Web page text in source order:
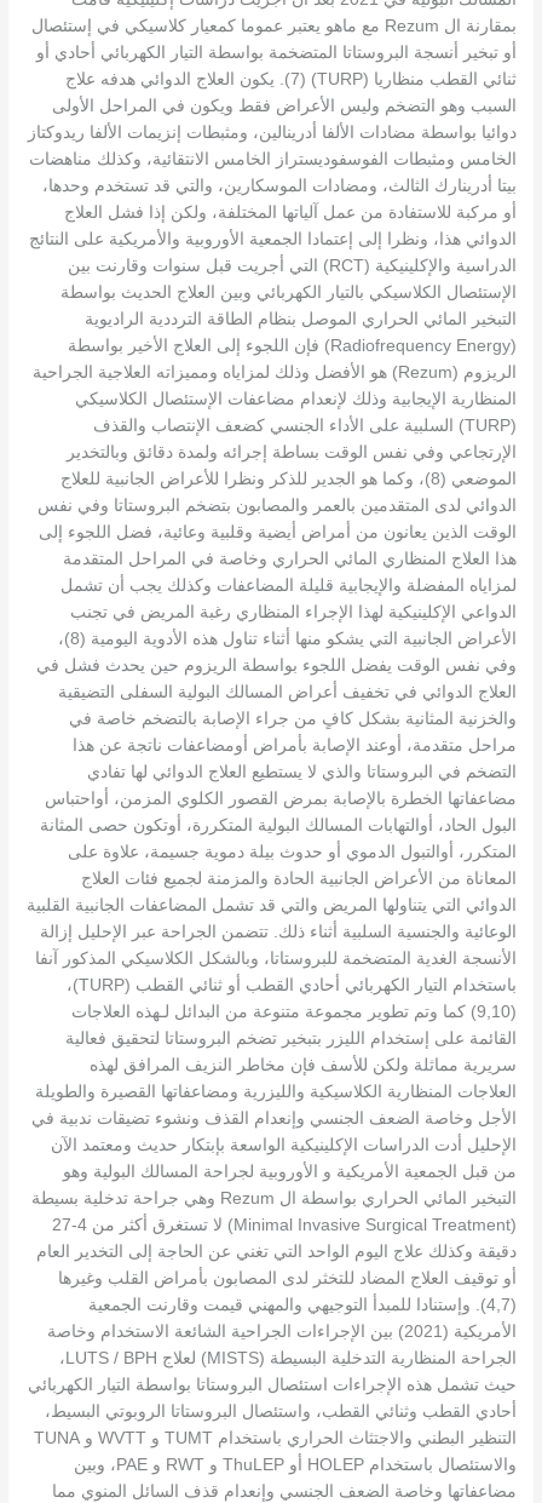
بمقارنة ال Rezum مع ماهو يعتبر عموما كمعيار كلاسيكي في إستئصال
أو تبخير أنسجة البروستاتا المتضخمة بواسطة التيار الكهربائي أحادي أو
ثنائي القطب منظاريا (TURP) (7). يكون العلاج الدوائي هدفه علاج
السبب وهو التضخم وليس الأعراض فقط ويكون في المراحل الأولى
دوائيا بواسطة مضادات الألفا أدرينالين، ومثبطات إنزيمات الألفا ريدوكتاز
الخامس ومثبطات الفوسفوديستراز الخامس الانتقائية، وكذلك مناهضات
بيتا أدرينارك الثالث، ومضادات الموسكارين، والتي قد تستخدم وحدها،
أو مركبة للاستفادة من عمل آلياتها المختلفة، ولكن إذا فشل العلاج
الدوائي هذا، ونظرا إلى إعتمادا الجمعية الأوروبية والأمريكية على النتائج
الدراسية والإكلينيكية (RCT) التي أجريت قبل سنوات وقارنت بين
الإستئصال الكلاسيكي بالتيار الكهربائي وبين العلاج الحديث بواسطة
التبخير المائي الحراري الموصل بنظام الطاقة الترددية الراديوية
(Radiofrequency Energy) فإن اللجوء إلى العلاج الأخير بواسطة
الريزوم (Rezum) هو الأفضل وذلك لمزاياه ومميزاته العلاجية الجراحية
المنظارية الإيجابية وذلك لإنعدام مضاعفات الإستئصال الكلاسيكي
(TURP) السلبية على الأداء الجنسي كضعف الإنتصاب والقذف
الإرتجاعي وفي نفس الوقت بساطة إجرائه ولمدة دقائق وبالتخدير
الموضعي (8)، وكما هو الجدير للذكر ونظرا للأعراض الجانبية للعلاج
الدوائي لدى المتقدمين بالعمر والمصابون بتضخم البروستاتا وفي نفس
الوقت الذين يعانون من أمراض أيضية وقلبية وعائية، فضل اللجوء إلى
هذا العلاج المنظاري المائي الحراري وخاصة في المراحل المتقدمة
لمزاياه المفضلة والإيجابية قليلة المضاعفات وكذلك يجب أن تشمل
الدواعي الإكلينيكية لهذا الإجراء المنظاري رغبة المريض في تجنب
الأعراض الجانبية التي يشكو منها أثناء تناول هذه الأدوية اليومية (8)،
وفي نفس الوقت يفضل اللجوء بواسطة الريزوم حين يحدث فشل في
العلاج الدوائي في تخفيف أعراض المسالك البولية السفلى التضيقية
والخزنية المثانية بشكل كافٍ من جراء الإصابة بالتضخم خاصة في
مراحل متقدمة، أوعند الإصابة بأمراض أومضاعفات ناتجة عن هذا
التضخم في البروستاتا والذي لا يستطيع العلاج الدوائي لها تفادي
مضاعفاتها الخطرة بالإصابة بمرض القصور الكلوي المزمن، أواحتباس
البول الحاد، أوالتهابات المسالك البولية المتكررة، أوتكون حصى المثانة
المتكرر، أوالتبول الدموي أو حدوث بيلة ​​دموية جسيمة، علاوة على
المعاناة من الأعراض الجانبية الحادة والمزمنة لجميع فئات العلاج
الدوائي التي يتناولها المريض والتي قد تشمل المضاعفات الجانبية القلبية
الوعائية والجنسية السلبية أثناء ذلك. تتضمن الجراحة عبر الإحليل إزالة
الأنسجة الغدية المتضخمة للبروستاتا، وبالشكل الكلاسيكي المذكور آنفا
باستخدام التيار الكهربائي أحادي القطب أو ثنائي القطب (TURP)،
(9,10) كما وتم تطوير مجموعة متنوعة من البدائل لـهذه العلاجات
القائمة على إستخدام الليزر بتبخير تضخم البروستاتا لتحقيق فعالية
سريرية مماثلة ولكن للأسف فإن مخاطر النزيف المرافق لهذه
العلاجات المنظارية الكلاسيكية والليزرية ومضاعفاتها القصيرة والطويلة
الأجل وخاصة الضعف الجنسي وإنعدام القذف ونشوء تضيقات ندبية في
الإحليل أدت الدراسات الإكلينيكية الواسعة بإبتكار حديث ومعتمد الآن
من قبل الجمعية الأمريكية و الأوروبية لجراحة المسالك البولية وهو
التبخير المائي الحراري بواسطة ال Rezum وهي جراحة تدخلية بسيطة
(Minimal Invasive Surgical Treatment) لا تستغرق أكثر من 4-27
دقيقة وكذلك علاج اليوم الواحد التي تغني عن الحاجة إلى التخدير العام
أو توقيف العلاج المضاد للتخثر لدى المصابون بأمراض القلب وغيرها
(4,7). وإستنادا للمبدأ التوجيهي والمهني قيمت وقارنت الجمعية
الأمريكية (2021) بين الإجراءات الجراحية الشائعة الاستخدام وخاصة
الجراحة المنظارية التدخلية البسيطة (MISTS) لعلاج LUTS / BPH،
حيث تشمل هذه الإجراءات استئصال البروستاتا بواسطة التيار الكهربائي
أحادي القطب وثنائي القطب، واستئصال البروستاتا الروبوتي البسيط،
التنظير البطني والاجتثاث الحراري باستخدام TUMT و WVTT و TUNA
والاستئصال باستخدام HOLEP أو ThuLEP و RWT و PAE، وبين
مضاعفاتها وخاصة الضعف الجنسي وإنعدام قذف السائل المنوي مما